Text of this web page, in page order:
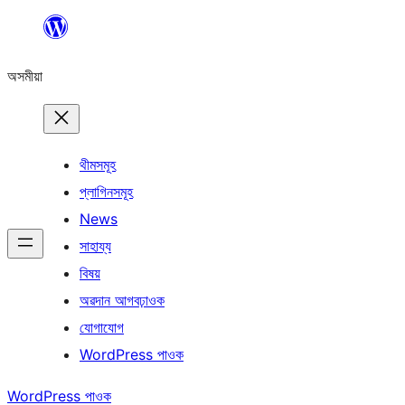
বিষয়বস্তুলৈ
অসমীয়া
থীমসমূহ
প্লাগিনসমূহ
News
সাহায্য
বিষয়
অৱদান আগবঢ়াওক
যোগাযোগ
WordPress পাওক
WordPress পাওক